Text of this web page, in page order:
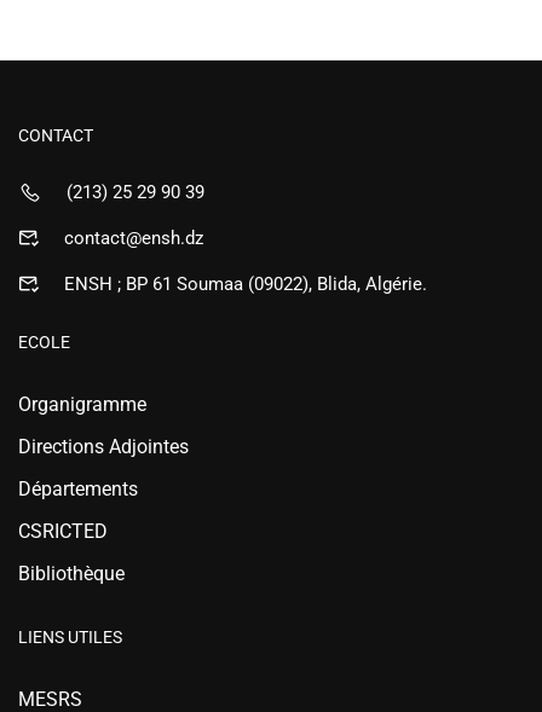
CONTACT
(213) 25 29 90 39
contact@ensh.dz
ENSH ; BP 61 Soumaa (09022), Blida, Algérie.
ECOLE
Organigramme
Directions Adjointes
Départements
CSRICTED
Bibliothèque
LIENS UTILES
MESRS